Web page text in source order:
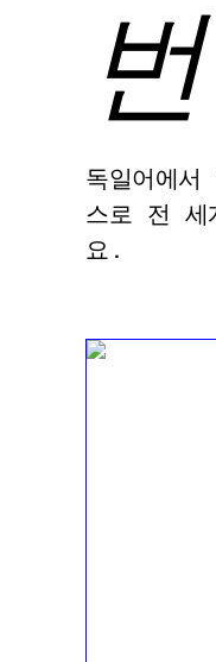
독일어에
스로 전 세
요.